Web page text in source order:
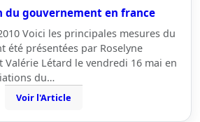
du gouvernement en france
Voici les principales mesures du
été présentées par Roselyne
Valérie Létard le vendredi 16 mai en
du…
Voir l'Article